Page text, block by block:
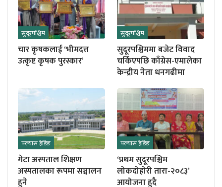
सुदूरपश्चिम
चार कृषकलाई ‘भीमदत्त
उत्कृष्ट कृषक पुरस्कार’
सुदूरपश्चिम
सुदूरपश्चिममा बजेट विवाद
चर्किएपछि काँग्रेस-एमालेका
केन्द्रीय नेता धनगढीमा
फ्ल्यास हेडिङ
गेटा अस्पताल शिक्षण
अस्पतालका रूपमा सञ्चालन
हुने
फ्ल्यास हेडिङ
‘प्रथम सुदूरपश्चिम
लोकदोहोरी तारा-२०८३’
आयोजना हुदै